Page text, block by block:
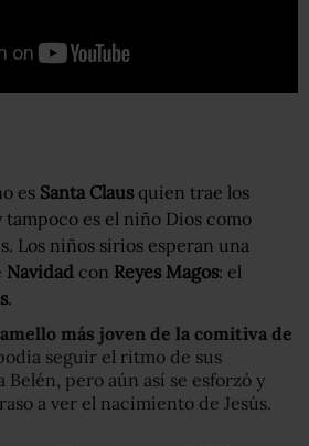
es Santa Claus quien trae los
tampoco es el niño Dios como
Los niños sirios esperan una
Navidad con Reyes Magos: el
.
más joven de la comitiva de
seguir el ritmo de sus
Belén, pero aún así se esforzó y
a ver el nacimiento de Jesús.